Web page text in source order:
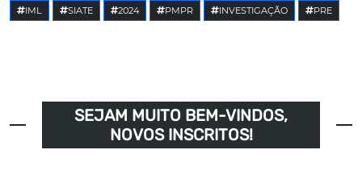
IML SIATE 2024 PMPR INVESTIGAÇÃO PRE
SEJAM MUITO BEM-VINDOS,
NOVOS INSCRITOS!